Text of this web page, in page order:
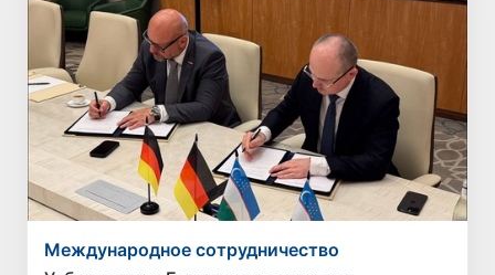
Международное сотрудничество